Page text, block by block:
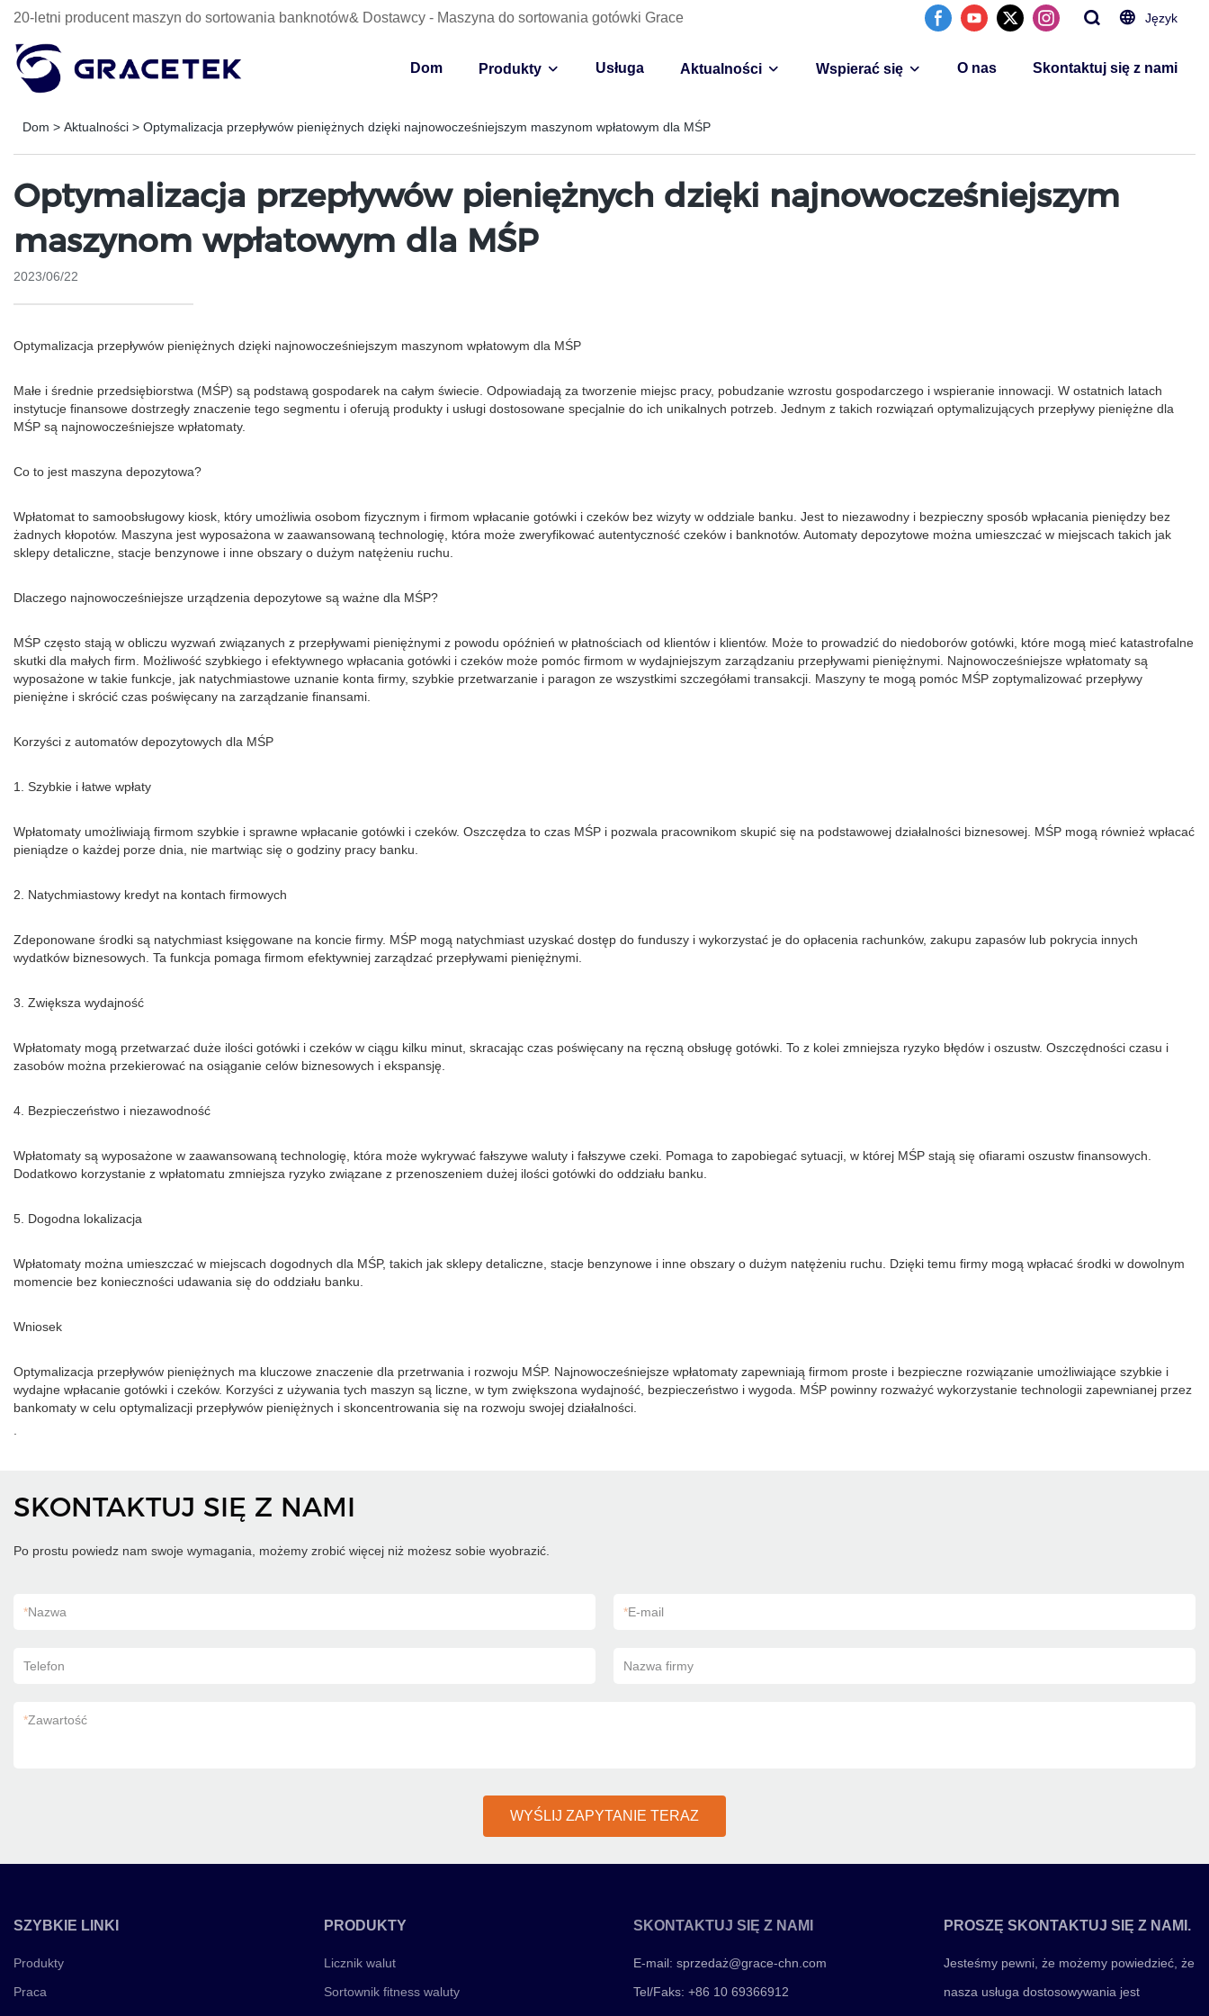
20-letni producent maszyn do sortowania banknotów& Dostawcy - Maszyna do sortowania gotówki Grace Język
Dom Produkty Usługa Aktualności Wspierać się O nas Skontaktuj się z nami
Dom > Aktualności > Optymalizacja przepływów pieniężnych dzięki najnowocześniejszym maszynom wpłatowym dla MŚP
Optymalizacja przepływów pieniężnych dzięki najnowocześniejszym
maszynom wpłatowym dla MŚP
2023/06/22
Optymalizacja przepływów pieniężnych dzięki najnowocześniejszym maszynom wpłatowym dla MŚP
Małe i średnie przedsiębiorstwa (MŚP) są podstawą gospodarek na całym świecie. Odpowiadają za tworzenie miejsc pracy, pobudzanie wzrostu gospodarczego i wspieranie innowacji. W ostatnich latach
instytucje finansowe dostrzegły znaczenie tego segmentu i oferują produkty i usługi dostosowane specjalnie do ich unikalnych potrzeb. Jednym z takich rozwiązań optymalizujących przepływy pieniężne dla
MŚP są najnowocześniejsze wpłatomaty.
Co to jest maszyna depozytowa?
Wpłatomat to samoobsługowy kiosk, który umożliwia osobom fizycznym i firmom wpłacanie gotówki i czeków bez wizyty w oddziale banku. Jest to niezawodny i bezpieczny sposób wpłacania pieniędzy bez
żadnych kłopotów. Maszyna jest wyposażona w zaawansowaną technologię, która może zweryfikować autentyczność czeków i banknotów. Automaty depozytowe można umieszczać w miejscach takich jak
sklepy detaliczne, stacje benzynowe i inne obszary o dużym natężeniu ruchu.
Dlaczego najnowocześniejsze urządzenia depozytowe są ważne dla MŚP?
MŚP często stają w obliczu wyzwań związanych z przepływami pieniężnymi z powodu opóźnień w płatnościach od klientów i klientów. Może to prowadzić do niedoborów gotówki, które mogą mieć katastrofalne
skutki dla małych firm. Możliwość szybkiego i efektywnego wpłacania gotówki i czeków może pomóc firmom w wydajniejszym zarządzaniu przepływami pieniężnymi. Najnowocześniejsze wpłatomaty są
wyposażone w takie funkcje, jak natychmiastowe uznanie konta firmy, szybkie przetwarzanie i paragon ze wszystkimi szczegółami transakcji. Maszyny te mogą pomóc MŚP zoptymalizować przepływy
pieniężne i skrócić czas poświęcany na zarządzanie finansami.
Korzyści z automatów depozytowych dla MŚP
1. Szybkie i łatwe wpłaty
Wpłatomaty umożliwiają firmom szybkie i sprawne wpłacanie gotówki i czeków. Oszczędza to czas MŚP i pozwala pracownikom skupić się na podstawowej działalności biznesowej. MŚP mogą również wpłacać
pieniądze o każdej porze dnia, nie martwiąc się o godziny pracy banku.
2. Natychmiastowy kredyt na kontach firmowych
Zdeponowane środki są natychmiast księgowane na koncie firmy. MŚP mogą natychmiast uzyskać dostęp do funduszy i wykorzystać je do opłacenia rachunków, zakupu zapasów lub pokrycia innych
wydatków biznesowych. Ta funkcja pomaga firmom efektywniej zarządzać przepływami pieniężnymi.
3. Zwiększa wydajność
Wpłatomaty mogą przetwarzać duże ilości gotówki i czeków w ciągu kilku minut, skracając czas poświęcany na ręczną obsługę gotówki. To z kolei zmniejsza ryzyko błędów i oszustw. Oszczędności czasu i
zasobów można przekierować na osiąganie celów biznesowych i ekspansję.
4. Bezpieczeństwo i niezawodność
Wpłatomaty są wyposażone w zaawansowaną technologię, która może wykrywać fałszywe waluty i fałszywe czeki. Pomaga to zapobiegać sytuacji, w której MŚP stają się ofiarami oszustw finansowych.
Dodatkowo korzystanie z wpłatomatu zmniejsza ryzyko związane z przenoszeniem dużej ilości gotówki do oddziału banku.
5. Dogodna lokalizacja
Wpłatomaty można umieszczać w miejscach dogodnych dla MŚP, takich jak sklepy detaliczne, stacje benzynowe i inne obszary o dużym natężeniu ruchu. Dzięki temu firmy mogą wpłacać środki w dowolnym
momencie bez konieczności udawania się do oddziału banku.
Wniosek
Optymalizacja przepływów pieniężnych ma kluczowe znaczenie dla przetrwania i rozwoju MŚP. Najnowocześniejsze wpłatomaty zapewniają firmom proste i bezpieczne rozwiązanie umożliwiające szybkie i
wydajne wpłacanie gotówki i czeków. Korzyści z używania tych maszyn są liczne, w tym zwiększona wydajność, bezpieczeństwo i wygoda. MŚP powinny rozważyć wykorzystanie technologii zapewnianej przez
bankomaty w celu optymalizacji przepływów pieniężnych i skoncentrowania się na rozwoju swojej działalności.
SKONTAKTUJ SIĘ Z NAMI
Po prostu powiedz nam swoje wymagania, możemy zrobić więcej niż możesz sobie wyobrazić.
*Nazwa *E-mail
Telefon Nazwa firmy
*Zawartość
WYŚLIJ ZAPYTANIE TERAZ
SZYBKIE LINKI
Produkty
Praca
PRODUKTY
Licznik walut
Sortownik fitness waluty
SKONTAKTUJ SIĘ Z NAMI
E-mail:sprzedaż@grace-chn.com
Tel/Faks: +86 10 69366912
PROSZĘ SKONTAKTUJ SIĘ Z NAMI.
Jesteśmy pewni, że możemy powiedzieć, że
nasza usługa dostosowywania jest